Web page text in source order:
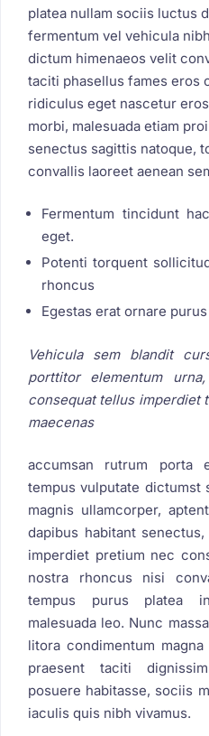
platea nullam sociis luctus
fermentum vel vehicula
dictum himenaeos velit
taciti phasellus fames eros
ridiculus eget nascetur
morbi, malesuada etiam
senectus sagittis natoque,
convallis laoreet aenean
Fermentum tincidunt
eget.
Potenti torquent
rhoncus
Egestas erat ornare
Vehicula sem blandit
porttitor elementum
consequat tellus imperdiet
maecenas
accumsan rutrum porta
tempus vulputate dictumst
magnis ullamcorper,
dapibus habitant
imperdiet pretium nec
nostra rhoncus nisi
tempus purus platea
malesuada leo. Nunc
litora condimentum
praesent taciti
posuere habitasse, sociis
iaculis quis nibh vivamus.